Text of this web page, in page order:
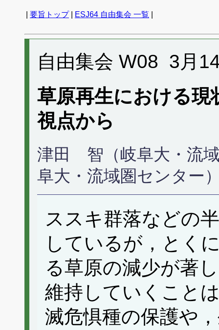
要旨トップ| ESJ64 自由集会 一覧
自由集会 W08 3月
草原再生における現
視点から
津田 智（岐阜大・流
阜大・流域圏センター
ススキ群落などの
しているが，とく
る草原の減少が著
維持していくこと
滅危惧種の保護や